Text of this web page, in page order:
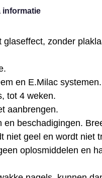
informatie
zonder
en E.Milac systemen.
tot 4 weken.
aanbrengen.
en beschadigingen.
niet geel en wordt niet
oplosmiddelen en